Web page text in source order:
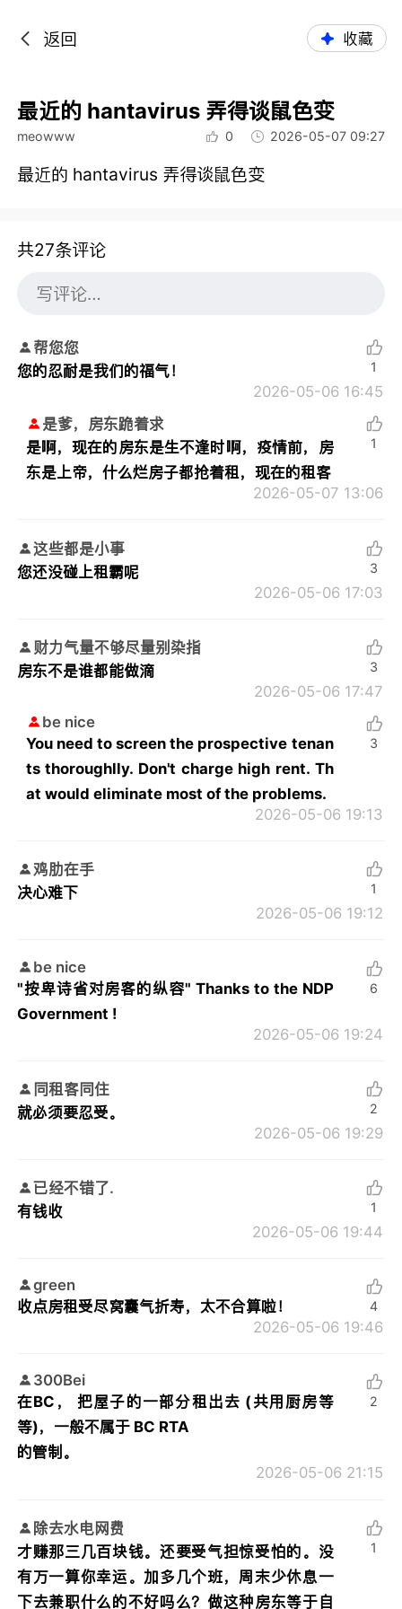
返回 收藏
最近的 hantavirus 弄得谈鼠色变
meowww 0 2026-05-07 09:27
最近的 hantavirus 弄得谈鼠色变
共27条评论
帮您您
您的忍耐是我们的福气！
2026-05-06 16:45
1
是爹，房东跪着求
是啊，现在的房东是生不逢时啊，疫情前，房
东是上帝，什么烂房子都抢着租，现在的租客
2026-05-07 13:06
1
这些都是小事
您还没碰上租霸呢
2026-05-06 17:03
3
财力气量不够尽量别染指
房东不是谁都能做滴
2026-05-06 17:47
3
be nice
You need to screen the prospective tenan
ts thoroughlly. Don't charge high rent. Th
at would eliminate most of the problems.
2026-05-06 19:13
3
鸡肋在手
决心难下
2026-05-06 19:12
1
be nice
"按卑诗省对房客的纵容" Thanks to the NDP
Government !
2026-05-06 19:24
6
同租客同住
就必须要忍受。
2026-05-06 19:29
2
已经不错了.
有钱收
2026-05-06 19:44
1
green
收点房租受尽窝囊气折寿，太不合算啦！
2026-05-06 19:46
4
300Bei
在BC， 把屋子的一部分租出去 (共用厨房等
等)，一般不属于 BC RTA
的管制。
2026-05-06 21:15
2
除去水电网费
才赚那三几百块钱。还要受气担惊受怕的。没
有万一算你幸运。加多几个班，周末少休息一
下去兼职什么的不好吗么？做这种房东等于自
1